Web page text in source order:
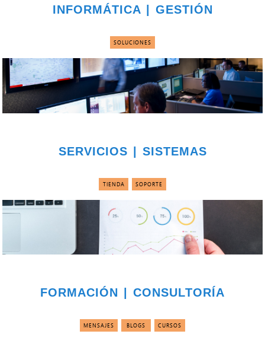
INFORMÁTICA | GESTIÓN
SOLUCIONES
SERVICIOS | SISTEMAS
TIENDA SOPORTE
FORMACIÓN | CONSULTORÍA
MENSAJES BLOGS CURSOS